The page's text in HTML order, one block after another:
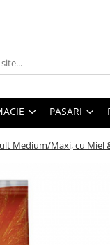
PASARI
Medium/Maxi, cu Miel